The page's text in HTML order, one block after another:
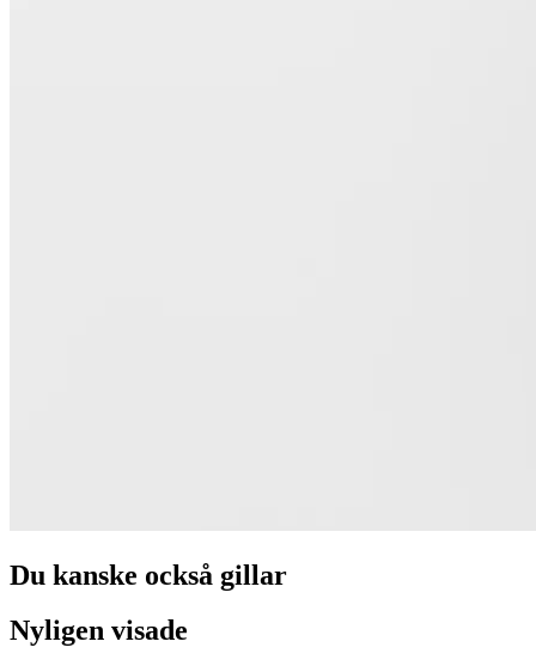
Du kanske också gillar
Nyligen visade